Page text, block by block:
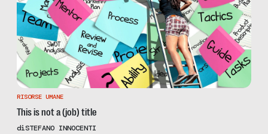
RISORSE UMANE
This is not a (job) title
diSTEFANO INNOCENTI